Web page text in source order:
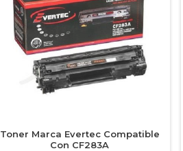
Toner Marca Evertec Compatible
Con CF283A